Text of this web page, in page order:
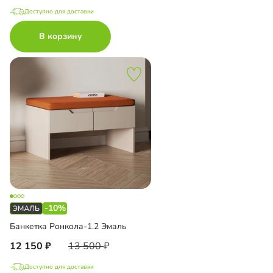
Доступно для доставки
В корзину
-10%
Банкетка Ронкола-1.2 Эмаль
12 150 13 500
Доступно для доставки